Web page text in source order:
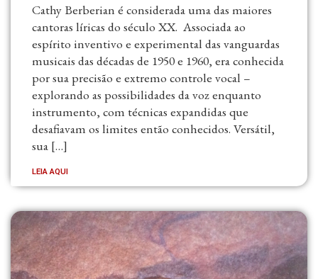
Cathy Berberian é considerada uma das maiores
cantoras líricas do século XX. Associada ao
espírito inventivo e experimental das vanguardas
musicais das décadas de 1950 e 1960, era conhecida
por sua precisão e extremo controle vocal –
explorando as possibilidades da voz enquanto
instrumento, com técnicas expandidas que
desafiavam os limites então conhecidos. Versátil,
sua […]
LEIA AQUI